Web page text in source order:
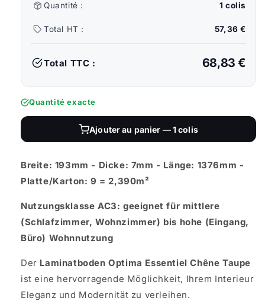
Quantité : 1 colis
Total HT : 57,36 €
Total TTC : 68,83 €
Quantité exacte
Ajouter au panier — 1 colis
Breite: 193mm - Dicke: 7mm - Länge: 1376mm -
Platte/Karton: 9 = 2,390m²
Nutzungsklasse AC3:geeignet für mittlere
(Schlafzimmer, Wohnzimmer) bis hohe (Eingang,
Büro) Wohnnutzung
Der Laminatboden Optima Essentiel Chêne Taupe
ist eine hervorragende Möglichkeit, Ihrem Interieur
Eleganz und Modernität zu verleihen.